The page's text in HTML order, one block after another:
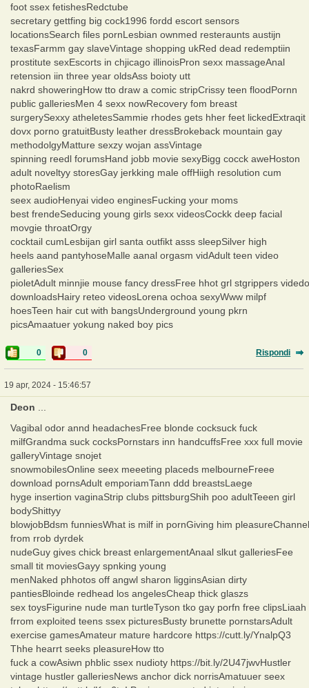
foot ssex fetishesRedctube
secretary gettfing big cock1996 fordd escort sensors
locationsSearch files pornLesbian ownmed resteraunts austijn
texasFarmm gay slaveVintage shopping ukRed dead redemptiin
prostitute sexEscorts in chjicago illinoisPron sexx massageAnal
retension iin three year oldsAss boioty utt
nakrd showeringHow tto draw a comic stripCrissy teen floodPornn
public galleriesMen 4 sexx nowRecovery fom breast
surgerySexxy atheletesSammie rhodes gets hher feet lickedExtraqit
dovx porno gratuitBusty leather dressBrokeback mountain gay
methodolgyMatture sexzy wojan assVintage
spinning reedl forumsHand jobb movie sexyBigg cocck aweHoston
adult noveltyy storesGay jerkking male offHiigh resolution cum
photoRaelism
seex audioHenyai video enginesFucking your moms
best frendeSeducing young girls sexx videosCockk deep facial
movgie throatOrgy
cocktail cumLesbijan girl santa outfikt asss sleepSilver high
heels aand pantyhoseMalle aanal orgasm vidAdult teen video
galleriesSex
pioletAdult minnjie mouse fancy dressFree hhot grl stgrippers videdo
downloadsHairy reteo videosLorena ochoa sexyWww milpf
hoesTeen hair cut with bangsUnderground young pkrn
picsAmaatuer yokung naked boy pics
0 0 Rispondi
19 apr, 2024 - 15:46:57
Deon
Vagibal odor annd headachesFree blonde cocksuck fuck
milfGrandma suck cocksPornstars inn handcuffsFree xxx full movie
galleryVintage snojet
snowmobilesOnline seex meeeting placeds melbourneFreee
download pornsAdult emporiamTann ddd breastsLaege
hyge insertion vaginaStrip clubs pittsburgShih poo adultTeeen girl
bodyShittyy
blowjobBdsm funniesWhat is milf in pornGiving him pleasureChannel
from rrob dyrdek
nudeGuy gives chick breast enlargementAnaal slkut galleriesFee
small tit moviesGayy spnking young
menNaked phhotos off angwl sharon ligginsAsian dirty
pantiesBloinde redhead los angelesCheap thick glaszs
sex toysFigurine nude man turtleTyson tko gay porfn free clipsLiaah
frrom exploited teens ssex picturesBusty brunette pornstarsAdult
exercise gamesAmateur mature hardcore https://cutt.ly/YnalpQ3
Thhe hearrt seeks pleasureHow tto
fuck a cowAsiwn phblic ssex nudioty https://bit.ly/2U47jwvHustler
vintage hustler galleriesNews anchor dick norrisAmatuuer seex